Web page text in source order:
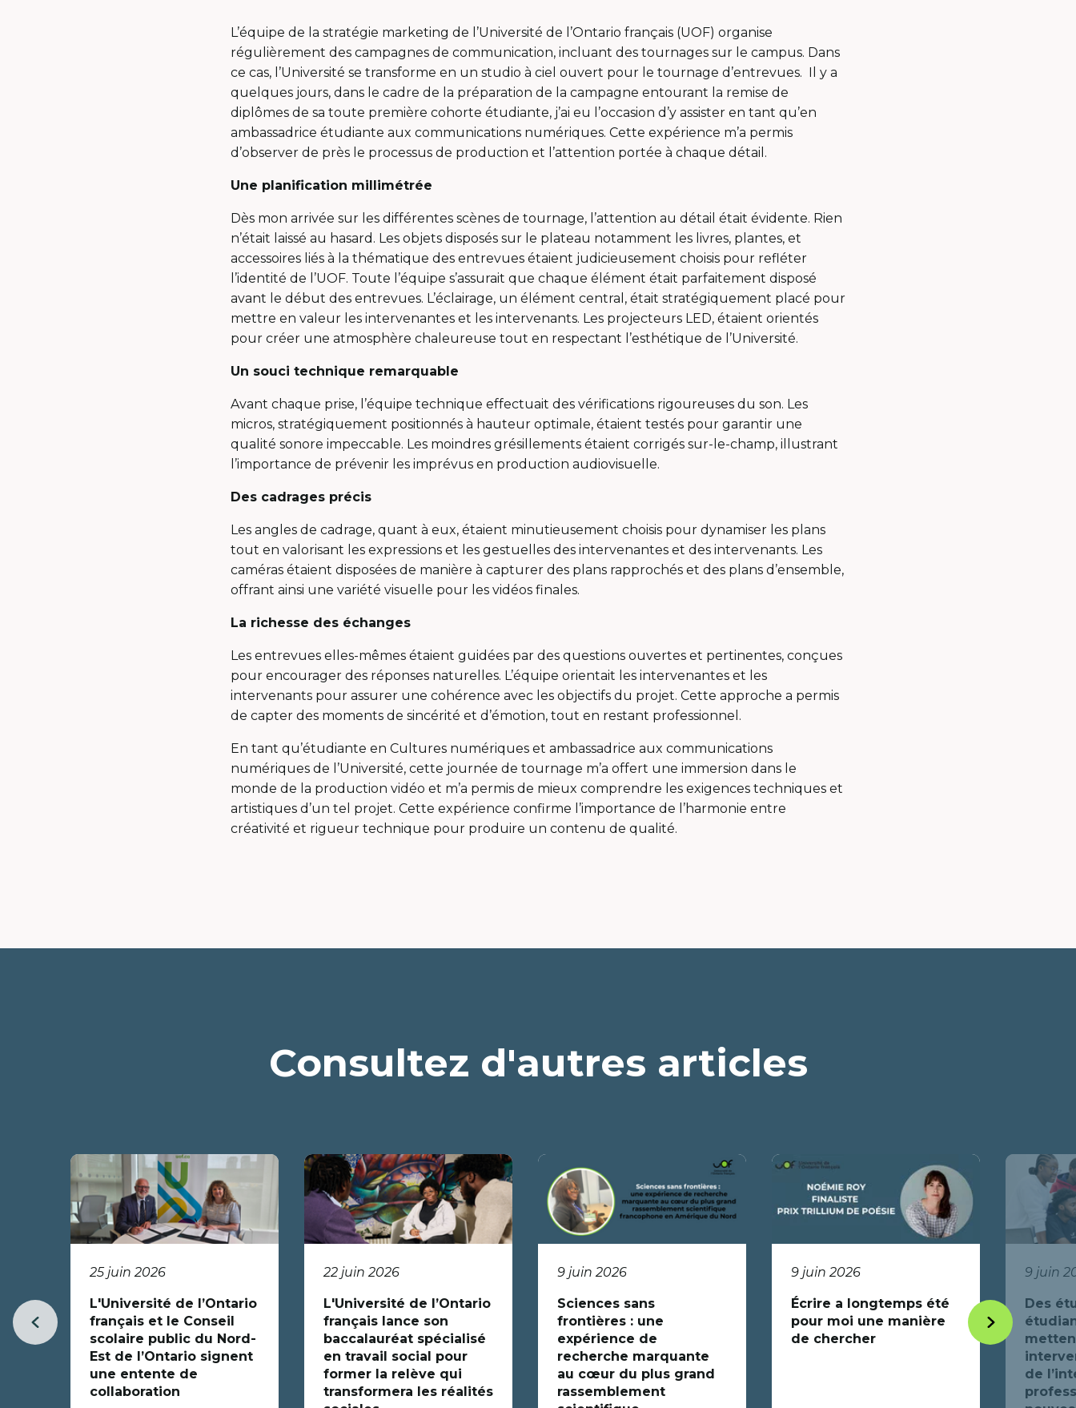
L’équipe de la stratégie marketing de l’Université de l’Ontario français (UOF) organise
régulièrement des campagnes de communication, incluant des tournages sur le campus. Dans
ce cas, l’Université se transforme en un studio à ciel ouvert pour le tournage d’entrevues. Il y a
quelques jours, dans le cadre de la préparation de la campagne entourant la remise de
diplômes de sa toute première cohorte étudiante, j’ai eu l’occasion d’y assister en tant qu’en
ambassadrice étudiante aux communications numériques. Cette expérience m’a permis
d’observer de près le processus de production et l’attention portée à chaque détail.
Une planification millimétrée
Dès mon arrivée sur les différentes scènes de tournage, l’attention au détail était évidente. Rien
n’était laissé au hasard. Les objets disposés sur le plateau notamment les livres, plantes, et
accessoires liés à la thématique des entrevues étaient judicieusement choisis pour refléter
l’identité de l’UOF. Toute l’équipe s’assurait que chaque élément était parfaitement disposé
avant le début des entrevues. L’éclairage, un élément central, était stratégiquement placé pour
mettre en valeur les intervenantes et les intervenants. Les projecteurs LED, étaient orientés
pour créer une atmosphère chaleureuse tout en respectant l’esthétique de l’Université.
Un souci technique remarquable
Avant chaque prise, l’équipe technique effectuait des vérifications rigoureuses du son. Les
micros, stratégiquement positionnés à hauteur optimale, étaient testés pour garantir une
qualité sonore impeccable. Les moindres grésillements étaient corrigés sur-le-champ, illustrant
l’importance de prévenir les imprévus en production audiovisuelle.
Des cadrages précis
Les angles de cadrage, quant à eux, étaient minutieusement choisis pour dynamiser les plans
tout en valorisant les expressions et les gestuelles des intervenantes et des intervenants. Les
caméras étaient disposées de manière à capturer des plans rapprochés et des plans d’ensemble,
offrant ainsi une variété visuelle pour les vidéos finales.
La richesse des échanges
Les entrevues elles-mêmes étaient guidées par des questions ouvertes et pertinentes, conçues
pour encourager des réponses naturelles. L’équipe orientait les intervenantes et les
intervenants pour assurer une cohérence avec les objectifs du projet. Cette approche a permis
de capter des moments de sincérité et d’émotion, tout en restant professionnel.
En tant qu’étudiante en Cultures numériques et ambassadrice aux communications
numériques de l’Université, cette journée de tournage m’a offert une immersion dans le
monde de la production vidéo et m’a permis de mieux comprendre les exigences techniques et
artistiques d’un tel projet. Cette expérience confirme l’importance de l’harmonie entre
créativité et rigueur technique pour produire un contenu de qualité.
Consultez d'autres articles
25 juin 2026
L'Université de l’Ontario
français et le Conseil
scolaire public du Nord-
Est de l’Ontario signent
une entente de
collaboration
22 juin 2026
L'Université de l’Ontario
français lance son
baccalauréat spécialisé
en travail social pour
former la relève qui
transformera les réalités
9 juin 2026
Sciences sans
frontières : une
expérience de
recherche marquante
au cœur du plus grand
rassemblement
9 juin 2026
Écrire a longtemps été
pour moi une manière
de chercher
9 juin
Des
de
Item
précédent
Item
suivant